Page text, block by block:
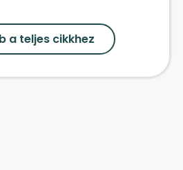
a teljes cikkhez